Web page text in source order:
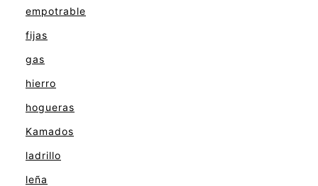
empotrable
fijas
gas
hierro
hogueras
Kamados
ladrillo
leña